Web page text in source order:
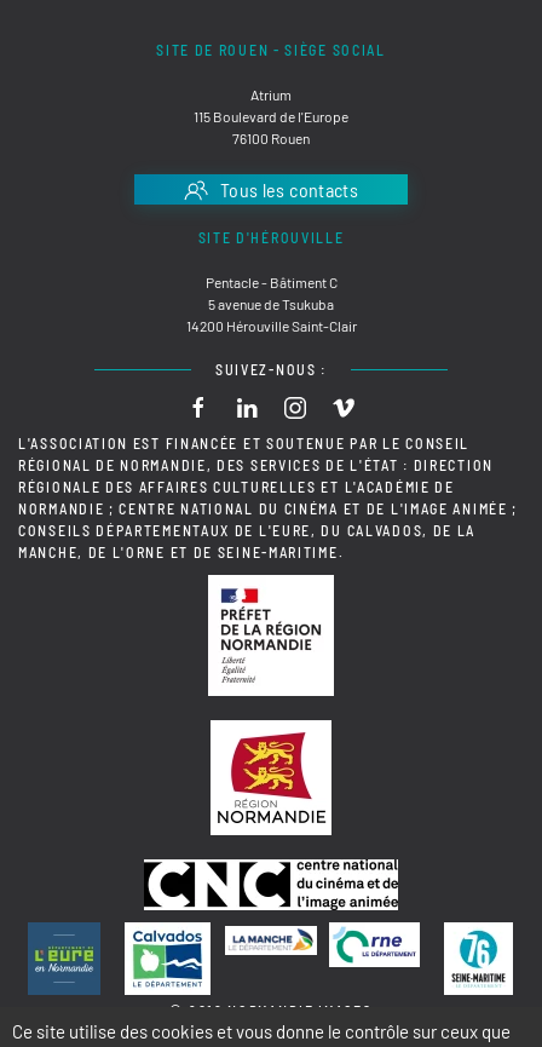
SITE DE ROUEN - SIÈGE SOCIAL
Atrium
115 Boulevard de l'Europe
76100 Rouen
Tous les contacts
SITE D'HÉROUVILLE
Pentacle - Bâtiment C
5 avenue de Tsukuba
14200 Hérouville Saint-Clair
SUIVEZ-NOUS :
L'ASSOCIATION EST FINANCÉE ET SOUTENUE PAR LE CONSEIL
RÉGIONAL DE NORMANDIE, DES SERVICES DE L'ÉTAT : DIRECTION
RÉGIONALE DES AFFAIRES CULTURELLES ET L'ACADÉMIE DE
NORMANDIE ; CENTRE NATIONAL DU CINÉMA ET DE L'IMAGE ANIMÉE ;
CONSEILS DÉPARTEMENTAUX DE L'EURE, DU CALVADOS, DE LA
MANCHE, DE L'ORNE ET DE SEINE-MARITIME.
© 2018 NORMANDIE IMAGES
Ce site utilise des cookies et vous donne le contrôle sur ceux que